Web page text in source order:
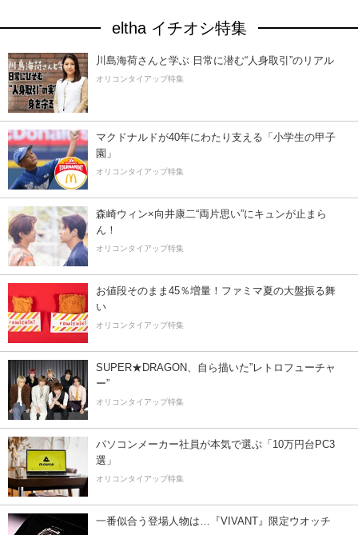
eltha イチオシ特集
川島海荷さんと学ぶ 日常に潜む“人身取引”のリアル
オリコンタイアップ特集
マクドナルドが40年にわたり支える「小学生の甲子
園」
オリコンタイアップ特集
森崎ウィン×向井康二“両片思い”にキュンが止まら
ん！
オリコンタイアップ特集
お値段そのまま45％増量！ファミマ夏の大盤振る舞
い
オリコンタイアップ特集
SUPER★DRAGON、自ら描いた”レトロフューチャ
ー”
オリコンタイアップ特集
パソコンメーカー社員が本気で選ぶ「10万円台PC3
選」
オリコンタイアップ特集
一番似合う登場人物は…『VIVANT』限定ウオッチ